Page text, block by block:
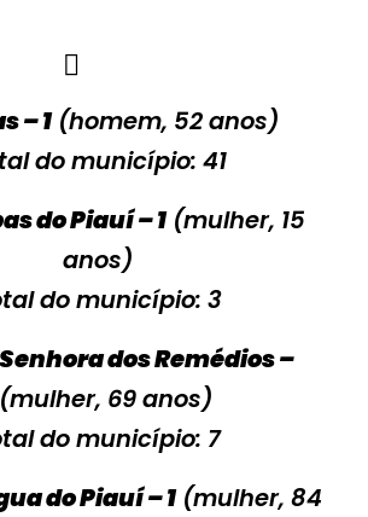
– 1(homem, 52 anos)
do município: 41
do Piauí – 1(mulher, 15
anos)
do município: 3
dos Remédios –
69 anos)
do município: 7
do Piauí – 1(mulher, 84